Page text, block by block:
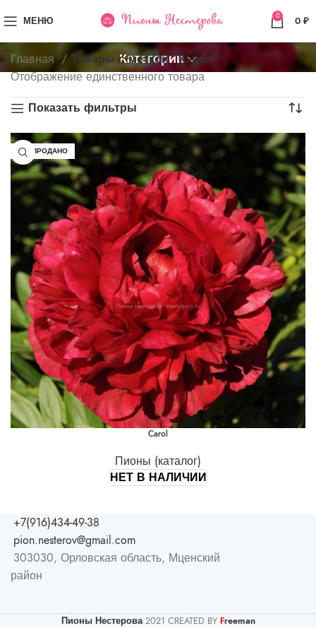
МЕНЮ 0 0 ₽
Категории
Главная
Товары с меткой “Кэрол”
Отображение единственного товара
Показать фильтры
РАСПРОДАНО
Carol
Пионы (каталог)
НЕТ В НАЛИЧИИ
+7(916)434-49-38
pion.nesterov@gmail.com
303030, Орловская область, Мценский
район
Пионы Нестерова 2021 CREATED BY Freeman